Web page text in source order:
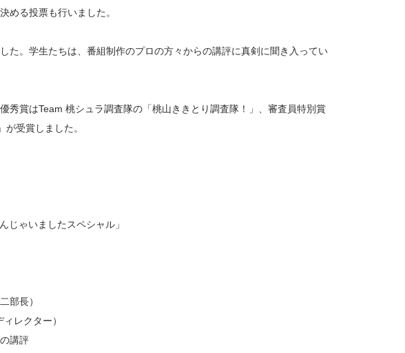
める投票も行いました。
た。学生たちは、番組制作のプロの方々からの講評に真剣に聞き入ってい
秀賞はTeam 桃シュラ調査隊の「桃山ききとり調査隊！」、審査員特別賞
受賞しました。
じゃいましたスペシャル」
部長）
レクター）
講評